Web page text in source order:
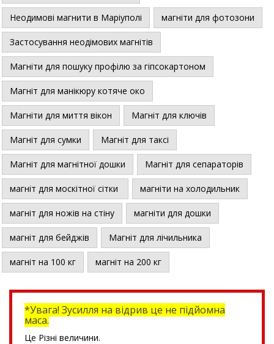
Неодимові магнити в Маріуполі магніти для фотозони
Застосування неодімових магнітів
Магніти для пошуку профілю за гіпсокартоном
Магніт для манікюру котяче око
Магніти для миття вікон Магніт для ключів
Магніт для сумки Магніт для таксі
Магніт для магнітної дошки Магніт для сепараторів
магніт для москітної сітки магніти на холодильник
магніт для ножів на стіну магніти для дошки
магніт для бейджів Магніт для лічильника
магніт на 100 кг магніт на 200 кг
*Увага! Зусилля на відрив це не підйомна
маса.
Це Різні величини.